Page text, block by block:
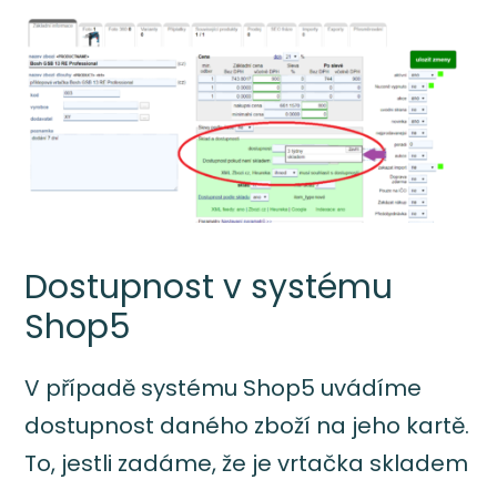
Dostupnost v systému
Shop5
V případě systému Shop5 uvádíme
dostupnost daného zboží na jeho kartě.
To, jestli zadáme, že je vrtačka skladem